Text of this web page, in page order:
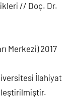
// Doç. Dr.
Merkezi) 2017
İlahiyat